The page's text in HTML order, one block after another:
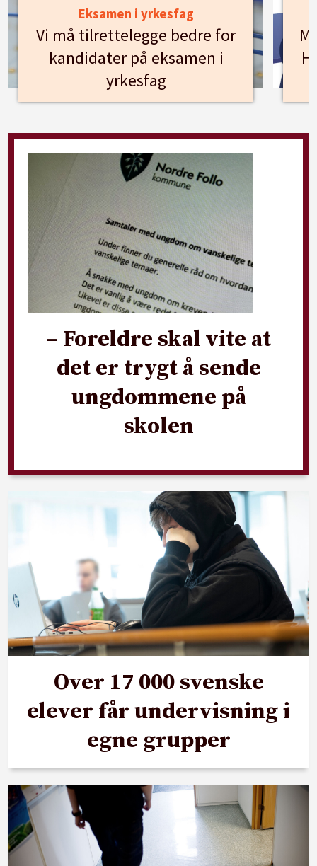
Eksamen i yrkesfag
Vi må tilrettelegge bedre for
kandidater på eksamen i
yrkesfag
– Foreldre skal vite at
det er trygt å sende
ungdommene på
skolen
Over 17 000 svenske
elever får undervisning i
egne grupper